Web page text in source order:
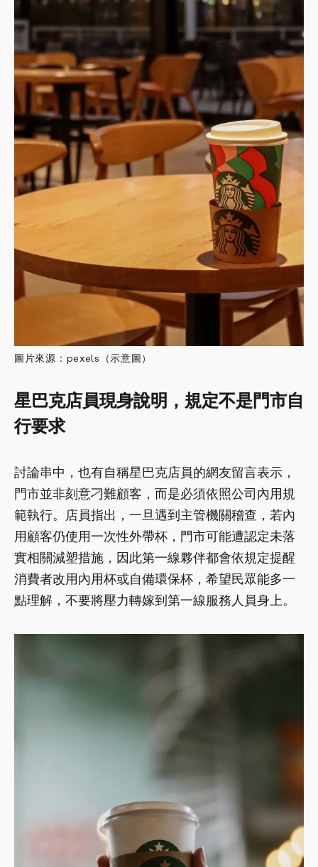
圖片來源：pexels（示意圖）
星巴克店員現身說明，規定不是門市自
行要求
討論串中，也有自稱星巴克店員的網友留言表示，
門市並非刻意刁難顧客，而是必須依照公司內用規
範執行。店員指出，一旦遇到主管機關稽查，若內
用顧客仍使用一次性外帶杯，門市可能遭認定未落
實相關減塑措施，因此第一線夥伴都會依規定提醒
消費者改用內用杯或自備環保杯，希望民眾能多一
點理解，不要將壓力轉嫁到第一線服務人員身上。